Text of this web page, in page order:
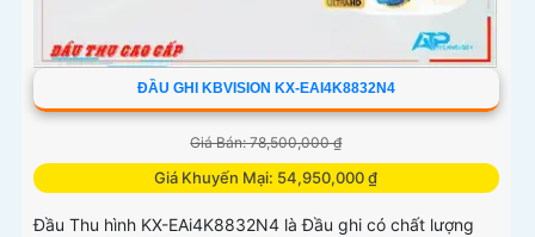
ĐẦU GHI KBVISION KX-EAI4K8832N4
Giá Bán: 78,500,000 ₫
Giá Khuyến Mại: 54,950,000 ₫
Đầu Thu hình KX-EAi4K8832N4 là Đầu ghi có chất lượng